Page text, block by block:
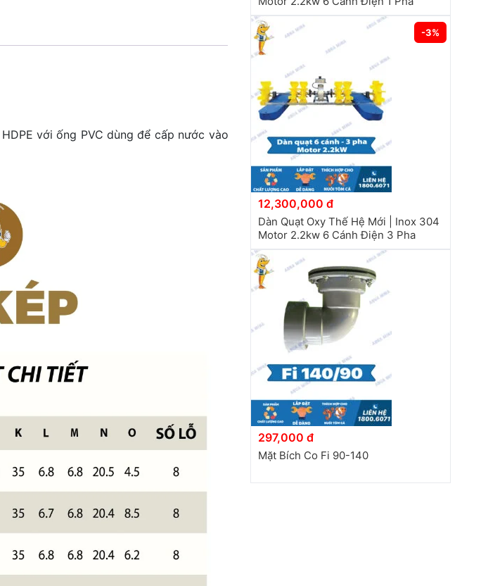
với ống PVC dùng để cấp nước vào
-3%
12,300,000 đ
Dàn Quạt Oxy Thế Hệ Mới | Inox 304
Motor 2.2kw 6 Cánh Điện 3 Pha
297,000 đ
Mặt Bích Co Fi 90-140